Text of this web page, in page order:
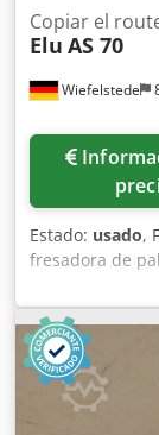
Wiefelstede
Copiar el
Elu AS 70
Información de
Estado: usado,
fresadora de
palanca,
Huvo An Njkr -
70 -Longitud
mm -Recorrido
W -Velocidad
Dimensiones: